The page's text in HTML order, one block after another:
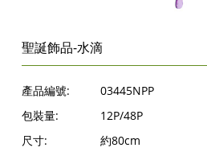
聖誕飾品-水滴
產品編號:
03445NPP
包裝量:
12P/48P
尺寸:
約80cm